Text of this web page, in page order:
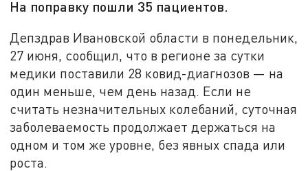
На поправку пошли 35 пациентов.
Депздрав Ивановской области в понедельник,
27 июня, сообщил, что в регионе за сутки
медики поставили 28 ковид-диагнозов — на
один меньше, чем день назад. Если не
считать незначительных колебаний, суточная
заболеваемость продолжает держаться на
одном и том же уровне, без явных спада или
роста.